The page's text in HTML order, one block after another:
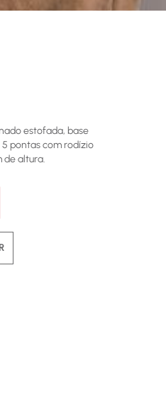
estofada, base
pontas com rodízio
de altura.